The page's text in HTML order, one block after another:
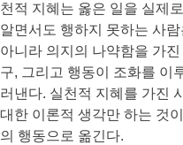
천적 지혜는 옳은 일을 실제
알면서도 행하지 못하는 사
아니라 의지의 나약함을 가
구, 그리고 행동이 조화를 이
러낸다. 실천적 지혜를 가진
대한 이론적 생각만 하는 것
의 행동으로 옮긴다.